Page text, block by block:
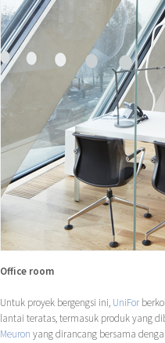
Office room
Untuk proyek bergengsi ini, UniFor
lantai teratas, termasuk produk yang
Meuron yang dirancang bersama